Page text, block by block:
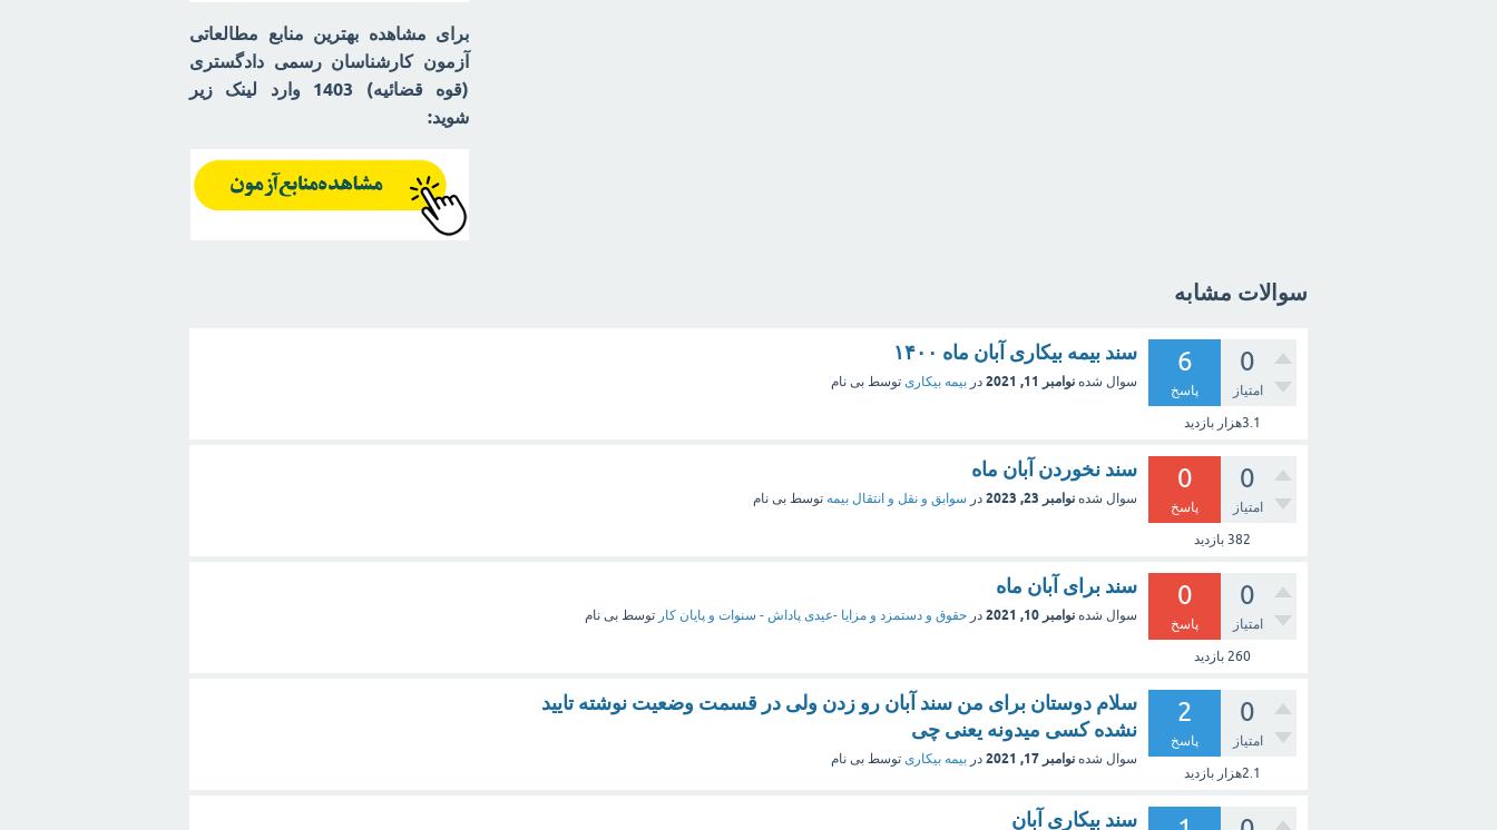
برای مشاهده بهترین منابع مطالعاتی
آزمون کارشناسان رسمی دادگستری
(قوه قضائیه) 1403 وارد لینک زیر
شوید:
سوالات مشابه
0
امتیاز
6
پاسخ
3.1هزار بازدید
سند بیمه بیکاری آبان ماه ۱۴۰۰
سوال شده نوامبر 11, 2021 در بیمه بیکاری توسط بی نام
0
امتیاز
0
پاسخ
382 بازدید
سند نخوردن آبان ماه
سوال شده نوامبر 23, 2023 در سوابق و نقل و انتقال بیمه‌ توسط بی نام
0
امتیاز
0
پاسخ
260 بازدید
سند برای آبان ماه
سوال شده نوامبر 10, 2021 در حقوق و دستمزد و مزایا -عیدی پاداش - سنوات و پایان کار توسط بی نام
0
امتیاز
2
پاسخ
2.1هزار بازدید
سلام دوستان برای من سند آبان رو زدن ولی در قسمت وضعیت نوشته تایید
نشده کسی میدونه یعنی چی
سوال شده نوامبر 17, 2021 در بیمه بیکاری توسط بی نام
سند بیکاری آبان